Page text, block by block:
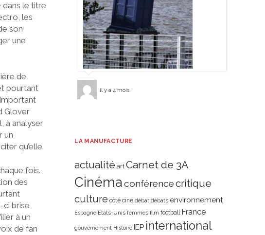
dans le titre
les
son
une
de
pourtant
Glover
à analyser
un
qu’elle.
fois.
des
ci brise
à un
de fan
il y a 4 mois
LA MANUFACTURE
actualité art Carnet de 3A
Cinémaconférencecritique
culture côté ciné débat débats environnement
Espagne Etats-Unis femmes film football France
gouvernement Histoire IEP international